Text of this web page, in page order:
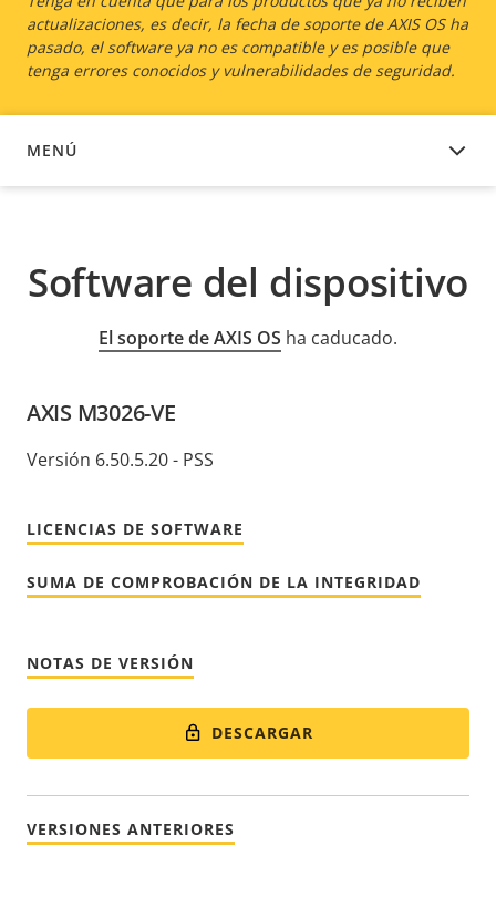
actualizaciones, es decir, la fecha de soporte de AXIS OS ha
pasado, el software ya no es compatible y es posible que
tenga errores conocidos y vulnerabilidades de seguridad.
MENÚ
SOFTWARE DEL DISPOSITIVO
Software del dispositivo
El soporte de AXIS OS ha caducado.
AXIS M3026-VE
Versión 6.50.5.20 - PSS
LICENCIAS DE SOFTWARE
SUMA DE COMPROBACIÓN DE LA INTEGRIDAD
NOTAS DE VERSIÓN
DESCARGAR
VERSIONES ANTERIORES